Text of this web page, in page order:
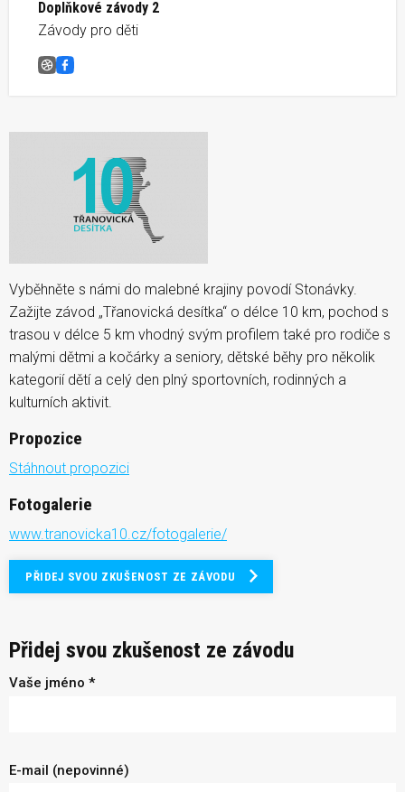
Doplňkové závody 2
Závody pro děti
Třanovická 10
Facebook
Vyběhněte s námi do malebné krajiny povodí Stonávky.
Zažijte závod „Třanovická desítka“ o délce 10 km, pochod s
trasou v délce 5 km vhodný svým profilem také pro rodiče s
malými dětmi a kočárky a seniory, dětské běhy pro několik
kategorií dětí a celý den plný sportovních, rodinných a
kulturních aktivit.
Propozice
Stáhnout propozici
Fotogalerie
www.tranovicka10.cz/fotogalerie/
PŘIDEJ SVOU ZKUŠENOST ZE ZÁVODU
Přidej svou zkušenost ze závodu
Vaše jméno *
E-mail (nepovinné)